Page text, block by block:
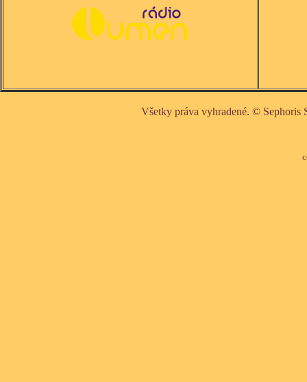
Všetky práva vyhradené. © Sephoris